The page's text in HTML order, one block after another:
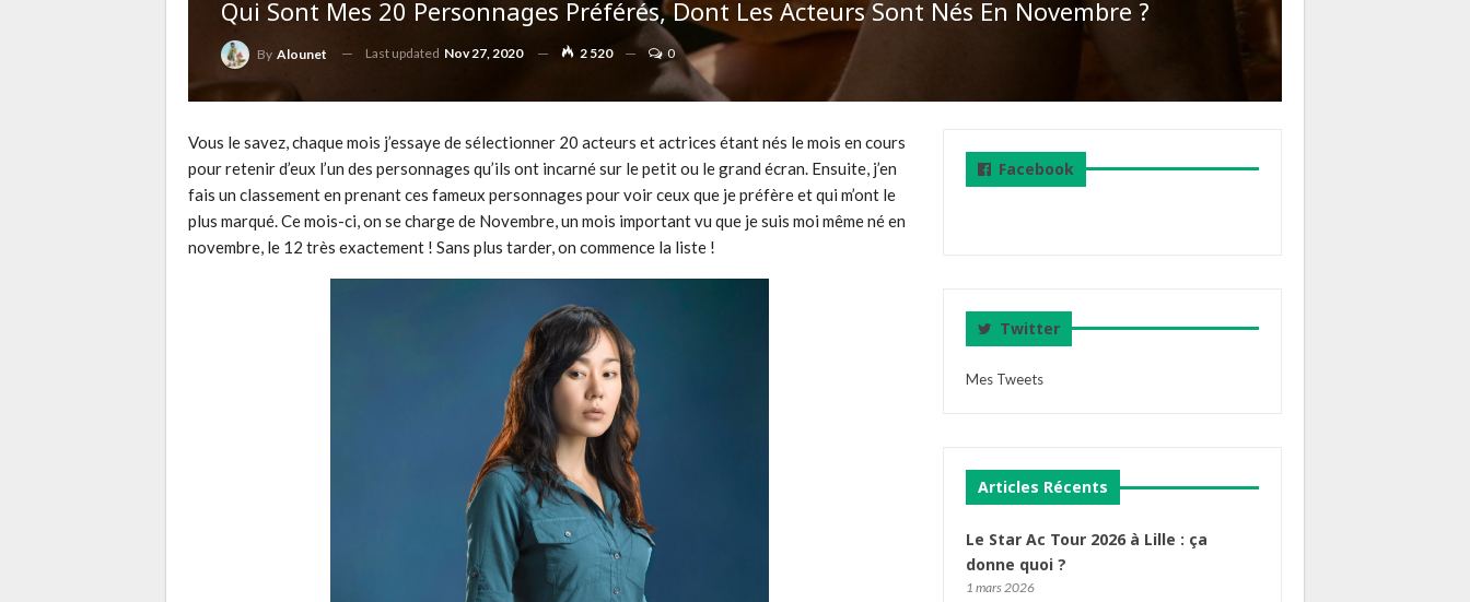
Qui Sont Mes 20 Personnages Préférés, Dont Les Acteurs Sont Nés En Novembre ?
By Alounet Last updated Nov 27, 2020 2 520 0
Vous le savez, chaque mois j’essaye de sélectionner 20 acteurs et actrices étant nés le mois en cours
pour retenir d’eux l’un des personnages qu’ils ont incarné sur le petit ou le grand écran. Ensuite, j’en
fais un classement en prenant ces fameux personnages pour voir ceux que je préfère et qui m’ont le
plus marqué. Ce mois-ci, on se charge de Novembre, un mois important vu que je suis moi même né en
novembre, le 12 très exactement ! Sans plus tarder, on commence la liste !
Facebook
Twitter
Mes Tweets
Articles Récents
Le Star Ac Tour 2026 à Lille : ça
donne quoi ?
1 mars 2026